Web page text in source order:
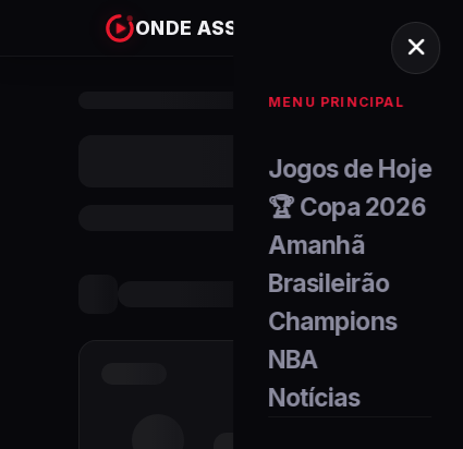
ONDE ASSISTIR
MENU PRINCIPAL
Jogos de Hoje
🏆 Copa 2026
Amanhã
Brasileirão
Champions
NBA
Notícias